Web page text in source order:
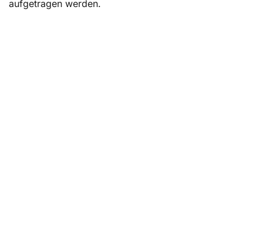
aufgetragen werden.